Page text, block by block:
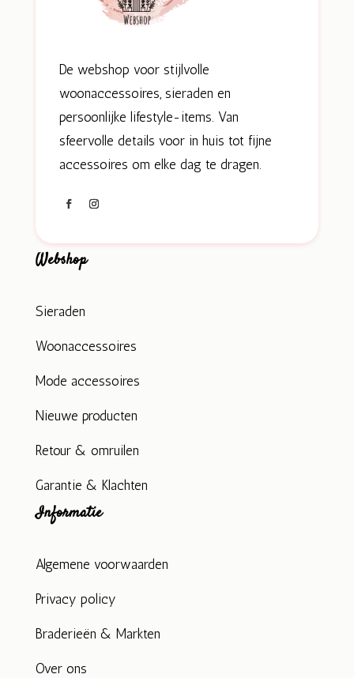
De webshop voor stijlvolle
woonaccessoires, sieraden en
persoonlijke lifestyle-items. Van
sfeervolle details voor in huis tot fijne
accessoires om elke dag te dragen.
Webshop
Sieraden
Woonaccessoires
Mode accessoires
Nieuwe producten
Retour & omruilen
Garantie & Klachten
Informatie
Algemene voorwaarden
Privacy policy
Braderieën & Markten
Over ons